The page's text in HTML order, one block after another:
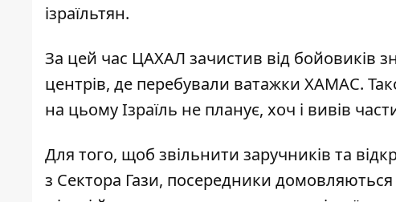
ізраїльтян.
За цей час ЦАХАЛ зачистив від бойовиків
центрів, де перебували ватажки ХАМАС.
на цьому Ізраїль не планує, хоч і вивів
Для того, щоб звільнити заручників та
з Сектора Гази, посередники